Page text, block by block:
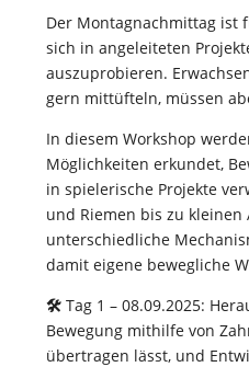
Der Montagnachmittag ist
sich in angeleiteten
auszuprobieren.
gern mittüfteln, müssen
In diesem Workshop
Möglichkeiten erkundet,
in spielerische Projekte
und Riemen bis zu
unterschiedliche
damit eigene bewegliche
🛠️ Tag 1 – 08.09.2025:
Bewegung mithilfe von
übertragen lässt, und